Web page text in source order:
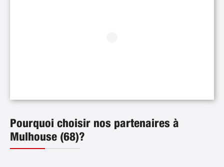
Pourquoi choisir nos partenaires à
Mulhouse (68)?